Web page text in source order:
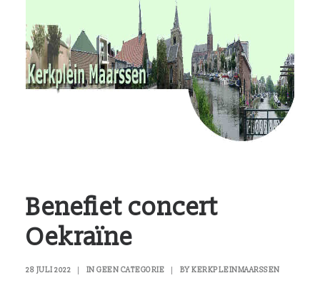
RvKM
Gemeenschappen
Kerkbladen
Benefiet concert
Oekraïne
28 JULI 2022 IN GEEN CATEGORIE BYKERKPLEINMAARSSEN